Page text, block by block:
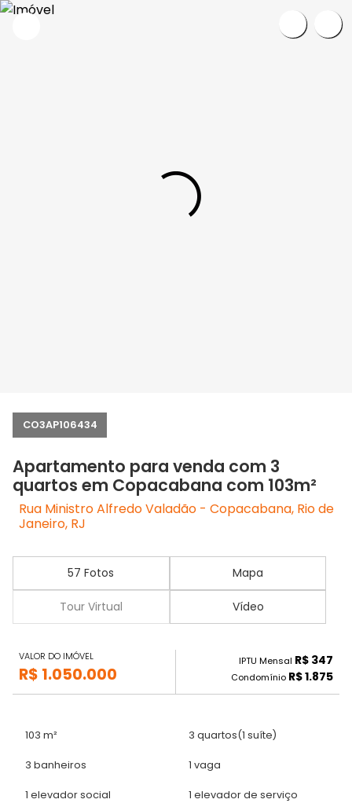
CO3AP106434
Apartamento para venda com 3
quartos em Copacabana com 103m²
Rua Ministro Alfredo Valadão - Copacabana, Rio de
Janeiro, RJ
57 Fotos Mapa
Tour Virtual Vídeo
VALOR DO IMÓVEL
R$ 1.050.000
IPTU Mensal R$ 347
Condomínio R$ 1.875
103 m² 3 quartos(1 suíte)
3 banheiros 1 vaga
1 elevador social 1 elevador de serviço